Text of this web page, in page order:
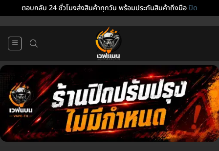
ตอบกลับ 24 ชั่วโมงส่งสินค้าทุกวัน พร้อมประกันสินค้าถึงมือปิด